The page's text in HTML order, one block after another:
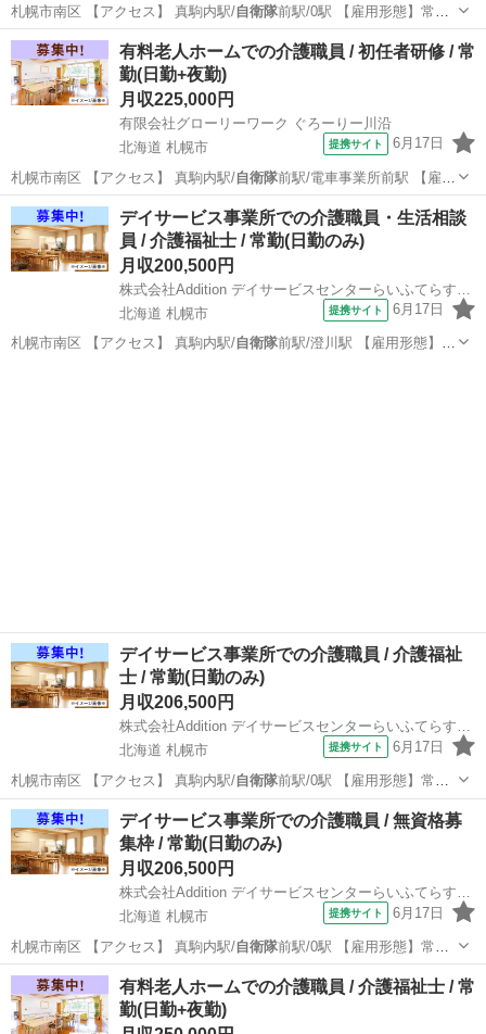
札幌市南区 【アクセス】 真駒内駅/自衛隊前駅/0駅 【雇用形態】常勤
(日勤の…
北海道 札幌市 介護福祉士
有料老人ホームでの介護職員 / 初任者研修 / 常
勤(日勤+夜勤)
月収225,000円
有限会社グローリーワーク ぐろーりー川沿
北海道 札幌市
提携サイト 6月17日
札幌市南区 【アクセス】 真駒内駅/自衛隊前駅/電車事業所前駅 【雇用
形態】常…
北海道 札幌市 介護福祉士
デイサービス事業所での介護職員・生活相談
員 / 介護福祉士 / 常勤(日勤のみ)
月収200,500円
北海道 札幌市
提携サイト 6月17日
札幌市南区 【アクセス】 真駒内駅/自衛隊前駅/澄川駅 【雇用形態】常
デイサービス事業所での介護職員 / 介護福祉
士 / 常勤(日勤のみ)
月収206,500円
株式会社Addition デイサービスセンターらいふてらす石山
北海道 札幌市
提携サイト 6月17日
札幌市南区 【アクセス】 真駒内駅/自衛隊前駅/0駅 【雇用形態】常勤
(日勤の…
北海道 札幌市 介護福祉士
デイサービス事業所での介護職員 / 無資格募
集枠 / 常勤(日勤のみ)
月収206,500円
株式会社Addition デイサービスセンターらいふてらす石山
北海道 札幌市
提携サイト 6月17日
札幌市南区 【アクセス】 真駒内駅/自衛隊前駅/0駅 【雇用形態】常勤
(日勤の…
北海道 札幌市 介護福祉士
有料老人ホームでの介護職員 / 介護福祉士 / 常
勤(日勤+夜勤)